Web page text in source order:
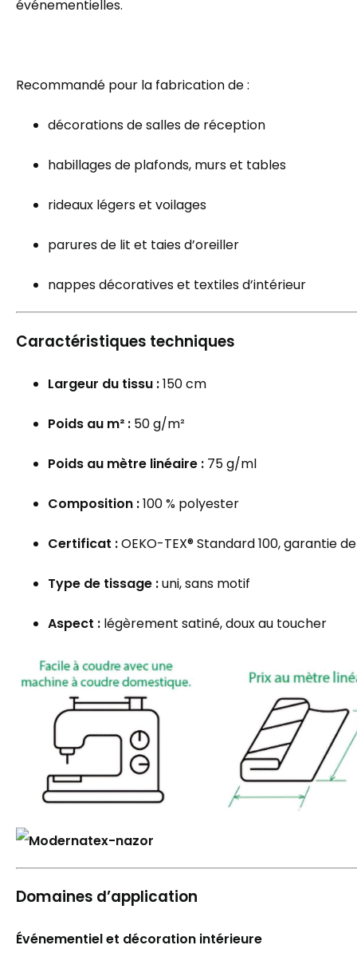
événementielles.
Recommandé pour la fabrication de :
décorations de salles de réception
habillages de plafonds, murs et tables
rideaux légers et voilages
parures de lit et taies d’oreiller
nappes décoratives et textiles d’intérieur
Caractéristiques techniques
Largeur du tissu :150 cm
Poids au m² : 50 g/m²
Poids au mètre linéaire : 75 g/ml
Composition :100 % polyester
Certificat :OEKO-TEX® Standard 100, garantie
Type de tissage :uni, sans motif
Aspect : légèrement satiné, doux au toucher
Domaines d’application
Événementiel et décoration intérieure